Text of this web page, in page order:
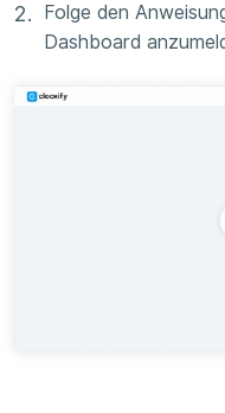
Folge den
Dashboard